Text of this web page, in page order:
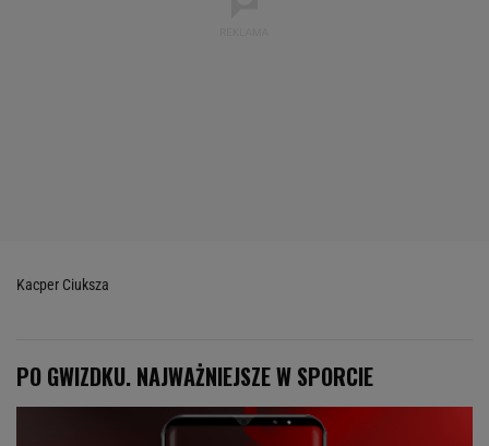
Kacper Ciuksza